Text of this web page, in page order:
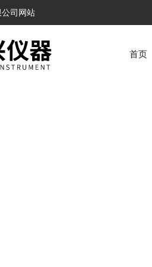
司网站
首页